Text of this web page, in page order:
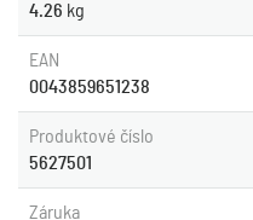
4.26 kg
EAN
0043859651238
Produktové číslo
5627501
Záruka